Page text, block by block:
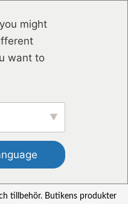
might
want to
tillbehör. Butikens produkter